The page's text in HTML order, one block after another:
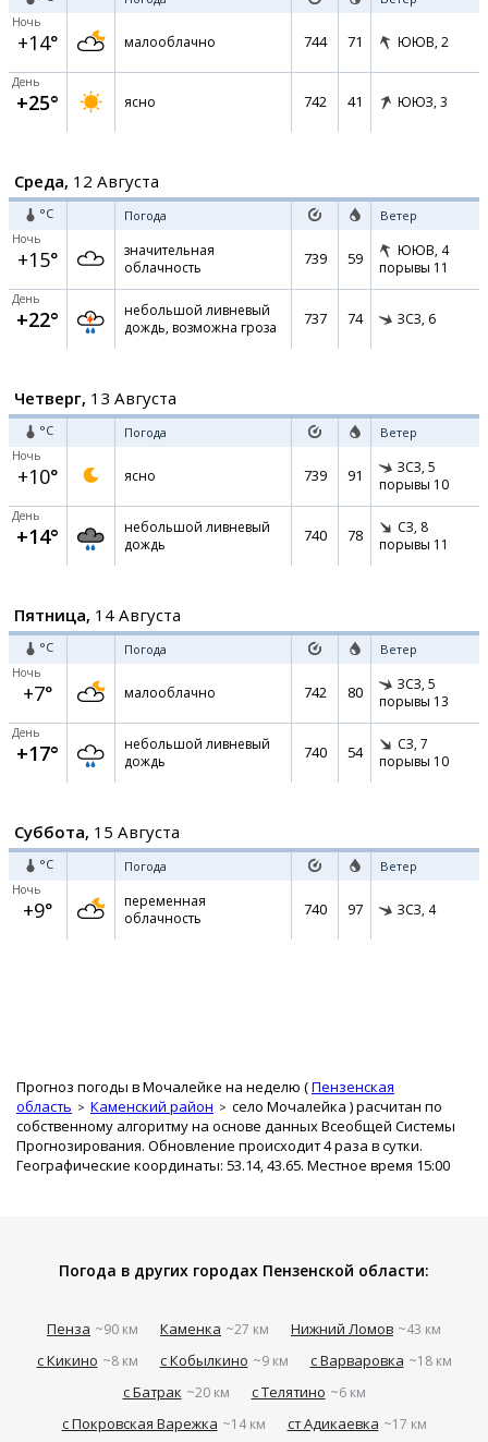
Ночь
+14° малооблачно 744 71 ЮЮВ, 2
День
+25° ясно 742 41 ЮЮЗ, 3
Среда, 12 Августа
°C Погода Ветер
Ночь
+15°
значительная
облачность
739 59 ЮЮВ, 4
порывы 11
День
+22°
небольшой ливневый
дождь, возможна гроза
737 74 ЗСЗ, 6
Четверг, 13 Августа
°C Погода Ветер
Ночь
+10° ясно 739 91 ЗСЗ, 5
порывы 10
День
+14°
небольшой ливневый
дождь
740 78 СЗ, 8
порывы 11
Пятница, 14 Августа
°C Погода Ветер
Ночь
+7° малооблачно 742 80 ЗСЗ, 5
порывы 13
День
+17°
небольшой ливневый
дождь
740 54 СЗ, 7
порывы 10
Суббота, 15 Августа
°C Погода Ветер
Ночь
+9°
переменная
облачность
740 97 ЗСЗ, 4
Прогноз погоды в Мочалейке на неделю (Пензенская
область
Каменский район село Мочалейка ) расчитан по
собственному алгоритму на основе данных Всеобщей Системы
Прогнозирования. Обновление происходит 4 раза в сутки.
Географические координаты: 53.14, 43.65. Местное время 15:00
Погода в других городах Пензенской области:
Пенза ~90 км Каменка ~27 км Нижний Ломов ~43 км
с Кикино ~8 км с Кобылкино ~9 км с Варваровка ~18 км
с Батрак ~20 км с Телятино ~6 км
с Покровская Варежка ~14 км ст Адикаевка ~17 км